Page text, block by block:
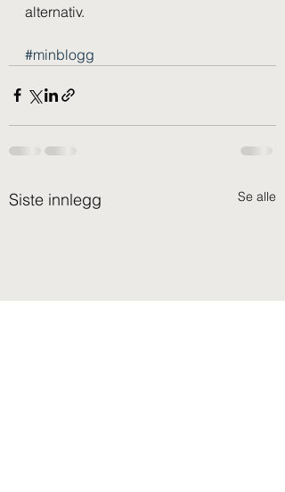
alternativ.
#minblogg
Siste innlegg Se alle